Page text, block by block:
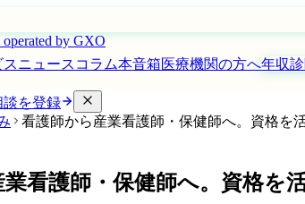
operated by GXO
ニュース コラム本音箱医療機関の方へ年収
談を登録
看護師から産業看護師・保健師へ。資格を
看護師・保健師へ。資格を